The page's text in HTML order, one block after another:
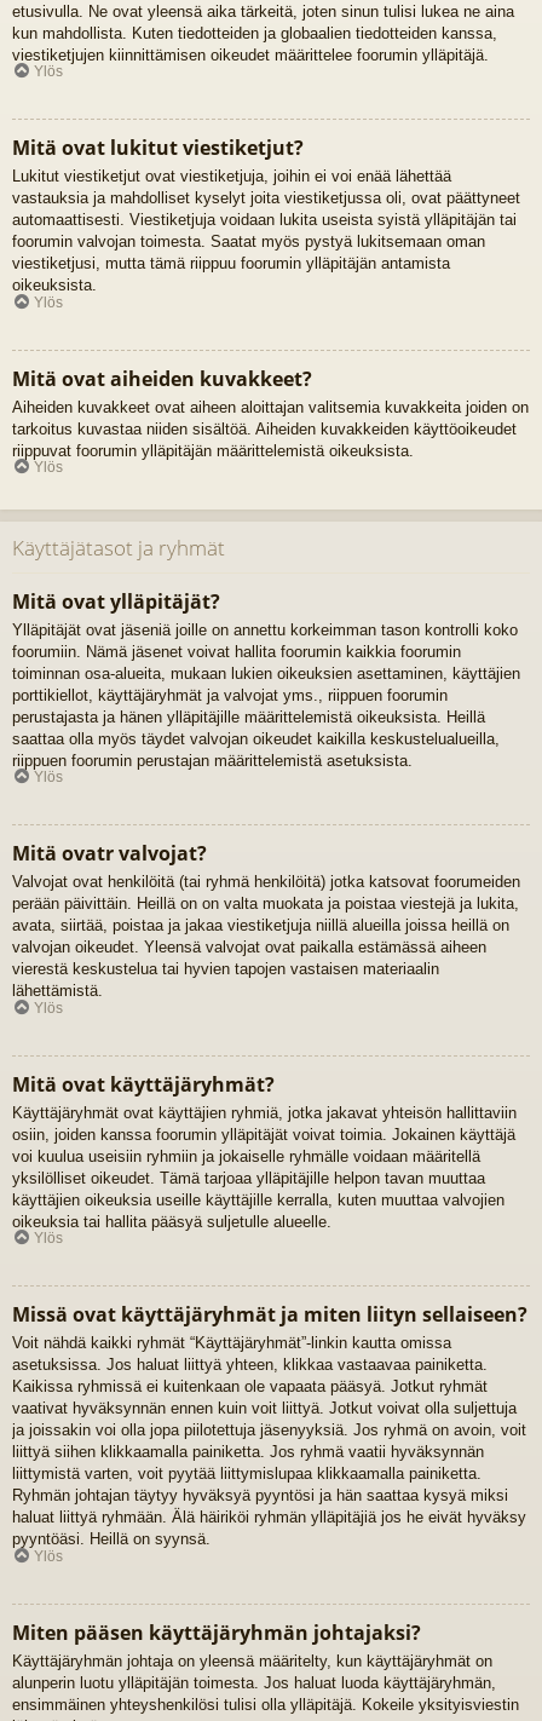
etusivulla. Ne ovat yleensä aika tärkeitä, joten sinun tulisi lukea ne aina
kun mahdollista. Kuten tiedotteiden ja globaalien tiedotteiden kanssa,
viestiketjujen kiinnittämisen oikeudet määrittelee foorumin ylläpitäjä.
Ylös
Mitä ovat lukitut viestiketjut?
Lukitut viestiketjut ovat viestiketjuja, joihin ei voi enää lähettää
vastauksia ja mahdolliset kyselyt joita viestiketjussa oli, ovat päättyneet
automaattisesti. Viestiketjuja voidaan lukita useista syistä ylläpitäjän tai
foorumin valvojan toimesta. Saatat myös pystyä lukitsemaan oman
viestiketjusi, mutta tämä riippuu foorumin ylläpitäjän antamista
oikeuksista.
Ylös
Mitä ovat aiheiden kuvakkeet?
Aiheiden kuvakkeet ovat aiheen aloittajan valitsemia kuvakkeita joiden on
tarkoitus kuvastaa niiden sisältöä. Aiheiden kuvakkeiden käyttöoikeudet
riippuvat foorumin ylläpitäjän määrittelemistä oikeuksista.
Ylös
Käyttäjätasot ja ryhmät
Mitä ovat ylläpitäjät?
Ylläpitäjät ovat jäseniä joille on annettu korkeimman tason kontrolli koko
foorumiin. Nämä jäsenet voivat hallita foorumin kaikkia foorumin
toiminnan osa-alueita, mukaan lukien oikeuksien asettaminen, käyttäjien
porttikiellot, käyttäjäryhmät ja valvojat yms., riippuen foorumin
perustajasta ja hänen ylläpitäjille määrittelemistä oikeuksista. Heillä
saattaa olla myös täydet valvojan oikeudet kaikilla keskustelualueilla,
riippuen foorumin perustajan määrittelemistä asetuksista.
Ylös
Mitä ovatr valvojat?
Valvojat ovat henkilöitä (tai ryhmä henkilöitä) jotka katsovat foorumeiden
perään päivittäin. Heillä on on valta muokata ja poistaa viestejä ja lukita,
avata, siirtää, poistaa ja jakaa viestiketjuja niillä alueilla joissa heillä on
valvojan oikeudet. Yleensä valvojat ovat paikalla estämässä aiheen
vierestä keskustelua tai hyvien tapojen vastaisen materiaalin
lähettämistä.
Ylös
Mitä ovat käyttäjäryhmät?
Käyttäjäryhmät ovat käyttäjien ryhmiä, jotka jakavat yhteisön hallittaviin
osiin, joiden kanssa foorumin ylläpitäjät voivat toimia. Jokainen käyttäjä
voi kuulua useisiin ryhmiin ja jokaiselle ryhmälle voidaan määritellä
yksilölliset oikeudet. Tämä tarjoaa ylläpitäjille helpon tavan muuttaa
käyttäjien oikeuksia useille käyttäjille kerralla, kuten muuttaa valvojien
oikeuksia tai hallita pääsyä suljetulle alueelle.
Ylös
Missä ovat käyttäjäryhmät ja miten liityn sellaiseen?
Voit nähdä kaikki ryhmät “Käyttäjäryhmät”-linkin kautta omissa
asetuksissa. Jos haluat liittyä yhteen, klikkaa vastaavaa painiketta.
Kaikissa ryhmissä ei kuitenkaan ole vapaata pääsyä. Jotkut ryhmät
vaativat hyväksynnän ennen kuin voit liittyä. Jotkut voivat olla suljettuja
ja joissakin voi olla jopa piilotettuja jäsenyyksiä. Jos ryhmä on avoin, voit
liittyä siihen klikkaamalla painiketta. Jos ryhmä vaatii hyväksynnän
liittymistä varten, voit pyytää liittymislupaa klikkaamalla painiketta.
Ryhmän johtajan täytyy hyväksyä pyyntösi ja hän saattaa kysyä miksi
haluat liittyä ryhmään. Älä häiriköi ryhmän ylläpitäjiä jos he eivät hyväksy
pyyntöäsi. Heillä on syynsä.
Ylös
Miten pääsen käyttäjäryhmän johtajaksi?
Käyttäjäryhmän johtaja on yleensä määritelty, kun käyttäjäryhmät on
alunperin luotu ylläpitäjän toimesta. Jos haluat luoda käyttäjäryhmän,
ensimmäinen yhteyshenkilösi tulisi olla ylläpitäjä. Kokeile yksityisviestin